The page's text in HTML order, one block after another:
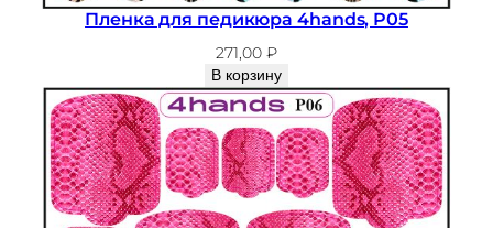
Пленка для педикюра 4hands, P05
271,00 ₽
В корзину